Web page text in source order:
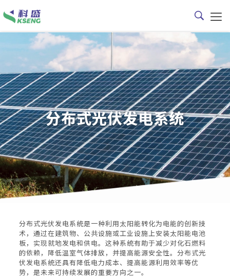
分布式光伏发电系统
分布式光伏发电系统是一种利用太阳能转化为电能的创新技
术，通过在建筑物、公共设施或工业设施上安装太阳能电池
板，实现就地发电和供电。这种系统有助于减少对化石燃料
的依赖，降低温室气体排放，并提高能源安全性。分布式光
伏发电系统还具有降低电力成本、提高能源利用效率等优
势，是未来可持续发展的重要方向之一。